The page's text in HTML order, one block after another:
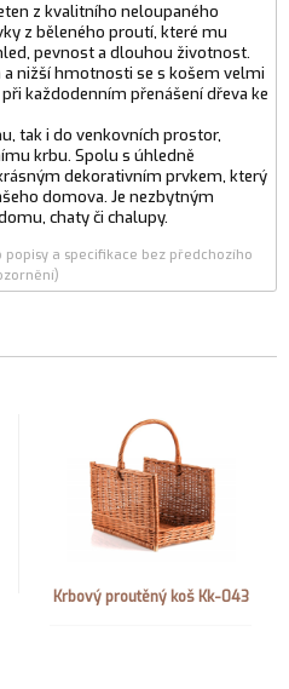
z kvalitního neloupaného
z běleného proutí, které mu
pevnost a dlouhou životnost.
nižší hmotnosti se s košem velmi
každodenním přenášení dřeva ke
tak i do venkovních prostor,
krbu. Spolu s úhledně
dekorativním prvkem, který
domova. Je nezbytným
chaty či chalupy.
a specifikace bez předchozího
Krbový proutěný koš Kk-043